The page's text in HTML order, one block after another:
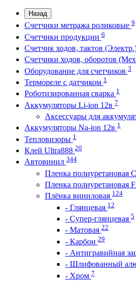
Назад
Счетчики метража роликовые 9
Счетчики продукции 6
Счетчик ходов, тактов
Счетчики ходов, оборотов
Оборудование для счетчиков 3
Термореле с датчиком 1
Роботизированная сварка 1
Аккумуляторы Li-ion 12в 7
Аксессуары для
Аккумуляторы Na-ion 12в 1
Тепловизоры 1
Клей Ultra888 20
Автовинил 344
Пленка полиуретановая
Пленка полиуретановая
Плёнка виниловая 124
- Глянцевая 12
- Супер-глянцевая 5
- Матовая 22
- Карбон 29
- Антигравийная
- Шлифованный
- Хром 7